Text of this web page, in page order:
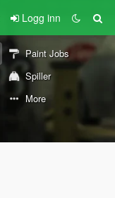
Logg inn
Paint Jobs
Spiller
More